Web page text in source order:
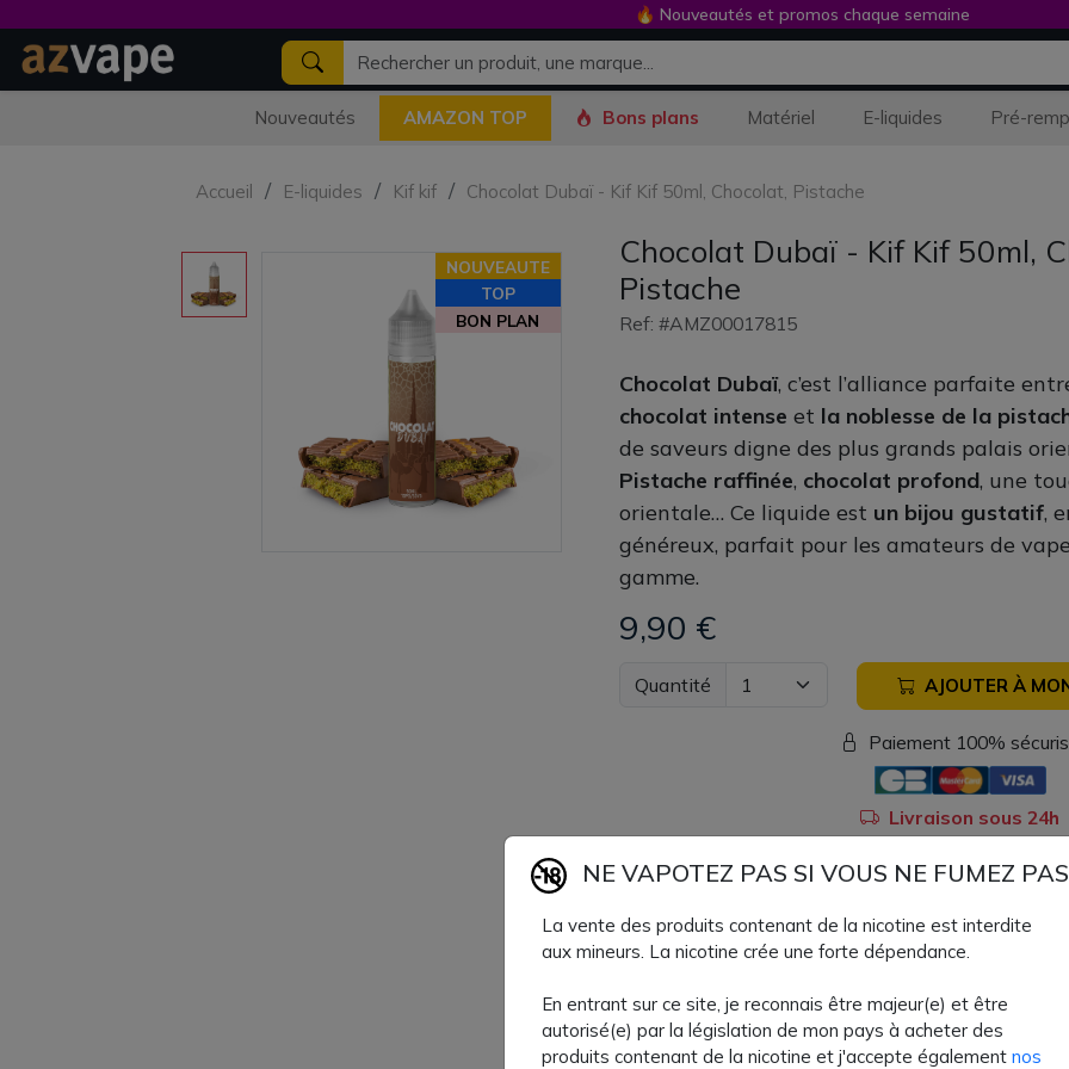
Nouveautés AMAZON TOP Bons plans Matériel E-liquides Pré-
Accueil E-liquides Kif kif Chocolat Dubaï - Kif Kif 50ml, Chocolat, Pistache
NOUVEAUTE
TOP
BON PLAN
Chocolat Dubaï - Kif Kif 50ml,
Pistache
Ref: #AMZ00017815
Chocolat Dubaï, c’est l’alliance parfaite
chocolat intense et la noblesse de la
de saveurs digne des plus grands palais
Pistache raffinée, chocolat profond, une
orientale… Ce liquide est un bijou gustatif,
généreux, parfait pour les amateurs de
gamme.
9,90 €
Quantité AJOUTER À
Paiement 100%
Livraison sous 24h
Format Flacon
60ml
🔥 Nouveautés et promos chaque semaine
NE VAPOTEZ PAS SI VOUS NE FUMEZ
La vente des produits contenant de la nicotine est interdite
aux mineurs. La nicotine crée une forte dépendance.
En entrant sur ce site, je reconnais être majeur(e) et être
autorisé(e) par la législation de mon pays à acheter des
produits contenant de la nicotine et j'accepte également nos